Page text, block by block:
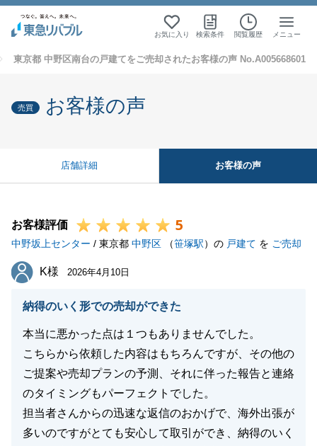
お気に入り 検索条件 閲覧履歴 メニュー
東京都 中野区南台の戸建てをご売却されたお客様の声 No.A005668601
売買 お客様の声
店舗詳細 お客様の声
お客様評価 5
中野坂上センター / 東京都 中野区 （笹塚駅）の 戸建て を ご売却
K様
K様 2026年4月10日
納得のいく形での売却ができた
本当に悪かった点は１つもありませんでした。
こちらから依頼した内容はもちろんですが、その他の
ご提案や売却プランの予測、それに伴った報告と連絡
のタイミングもパーフェクトでした。
担当者さんからの迅速な返信のおかげで、海外出張が
多いのですがとても安心して取引ができ、納得のいく